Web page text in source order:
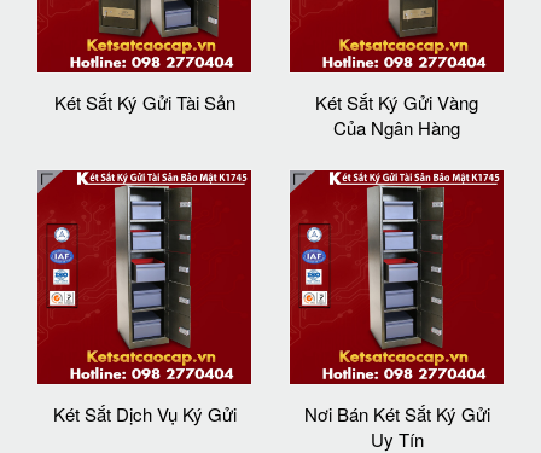
Két Sắt Ký Gửi Tài Sản
Két Sắt Ký Gửi Vàng
Của Ngân Hàng
Két Sắt Dịch Vụ Ký Gửi
Nơi Bán Két Sắt Ký Gửi
Uy Tín